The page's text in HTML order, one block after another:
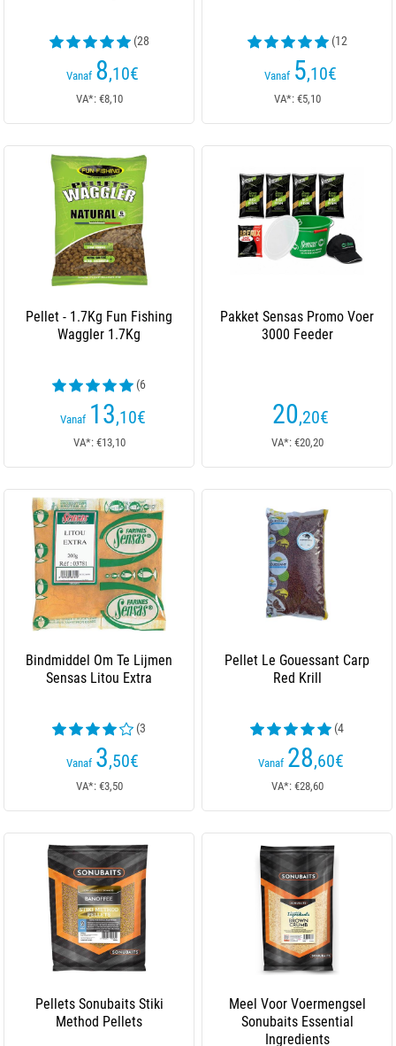
(28
beoordelingen)
Vanaf 8,10€
VA*: €8,10
(12
beoordelingen)
Vanaf 5,10€
VA*: €5,10
Pellet - 1.7Kg Fun Fishing
Waggler 1.7Kg
(6
beoordelingen)
Vanaf 13,10€
VA*: €13,10
Pakket Sensas Promo Voer
3000 Feeder
20,20€
VA*: €20,20
Bindmiddel Om Te Lijmen
Sensas Litou Extra
(3
beoordelingen)
Vanaf 3,50€
VA*: €3,50
Pellet Le Gouessant Carp
Red Krill
(4
beoordelingen)
Vanaf 28,60€
VA*: €28,60
Pellets Sonubaits Stiki
Method Pellets
Meel Voor Voermengsel
Sonubaits Essential
Ingredients